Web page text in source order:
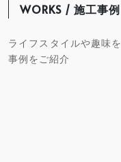
WORKS / 施工事例
ライフスタイルや趣味
事例をご紹介